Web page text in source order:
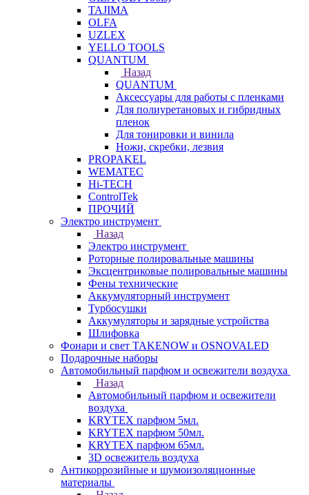
TAJIMA
OLFA
UZLEX
YELLO TOOLS
QUANTUM
Назад
QUANTUM
Аксессуары для работы с пленками
Для полиуретановых и гибридных
пленок
Для тонировки и винила
Ножи, скребки, лезвия
PROPAKEL
WEMATEC
Hi-TECH
ControlTek
ПРОЧИЙ
Электро инструмент
Назад
Электро инструмент
Роторные полировальные машины
Эксцентриковые полировальные машины
Фены технические
Аккумуляторный инструмент
Турбосушки
Аккумуляторы и зарядные устройства
Шлифовка
Фонари и свет TAKENOW и OSNOVALED
Подарочные наборы
Автомобильный парфюм и освежители воздуха
Назад
Автомобильный парфюм и освежители
воздуха
KRYTEX парфюм 5мл.
KRYTEX парфюм 50мл.
KRYTEX парфюм 65мл.
3D освежитель воздуха
Антикоррозийные и шумоизоляционные
материалы